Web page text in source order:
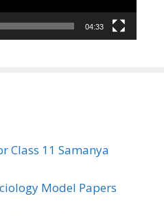
04:33
Class 11 Samanya
Model Papers